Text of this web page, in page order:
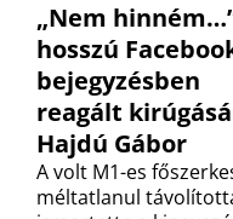
„Nem
hosszú
bejegyzésben
reagált
Hajdú Gábor
A volt M1-es
méltatlanul